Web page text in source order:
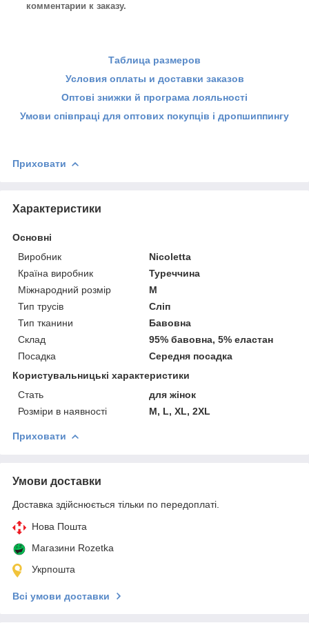
комментарии к заказу.
Таблица размеров
Условия оплаты и доставки заказов
Оптові знижки й програма лояльності
Умови співпраці для оптових покупців і дропшиппингу
Приховати
Характеристики
Основні
Виробник
Nicoletta
Країна виробник
Туреччина
Міжнародний розмір
M
Тип трусів
Сліп
Тип тканини
Бавовна
Склад
95% бавовна, 5% еластан
Посадка
Середня посадка
Користувальницькі характеристики
Cтать
для жінок
Розміри в наявності
M, L, XL, 2XL
Приховати
Умови доставки
Доставка здійснюється тільки по передоплаті.
Нова Пошта
Магазини Rozetka
Укрпошта
Всі умови доставки